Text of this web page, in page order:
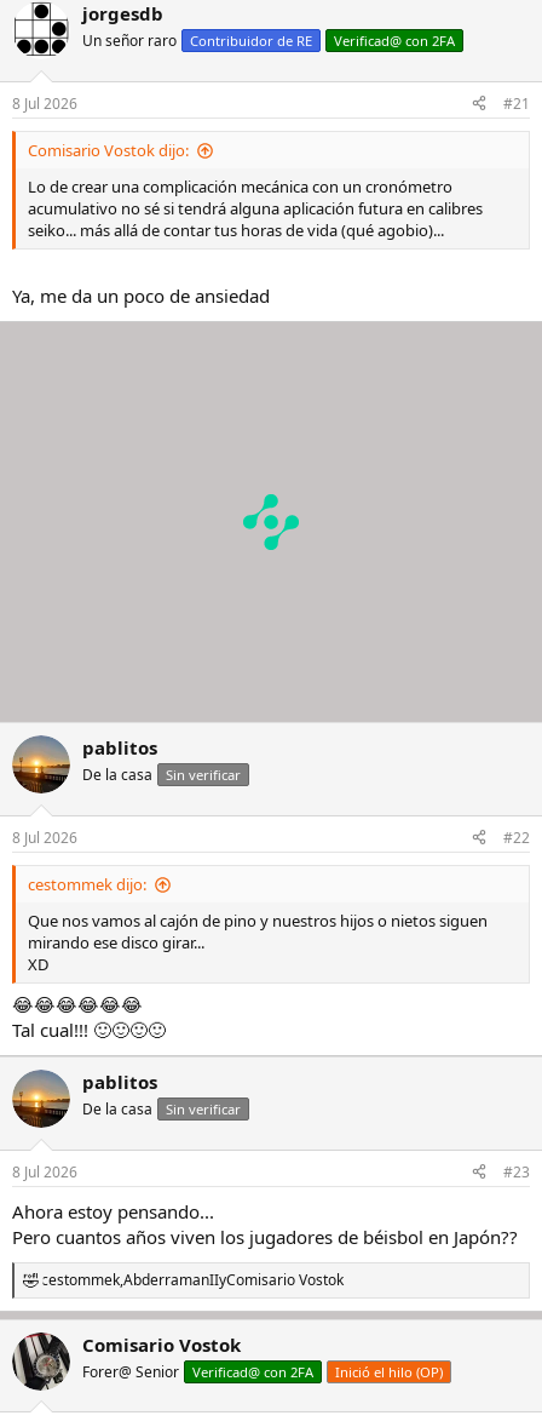
Aunque la pregunta fuera real, la respuesta que le han dado no
resuelve nada. Bonito gesto, filosóficamente lo que quieras, pero
como respuesta a la pregunta original tiene tanto sentido como un
c
c
o
n
e
jorgesdb
Un señor raro Contribuidor de RE Verificad@ con 2FA
8 Jul 2026 #21
Comisario Vostok dijo:
Lo de crear una complicación mecánica con un cronómetro
acumulativo no sé si tendrá alguna aplicación futura en calibres
seiko... más allá de contar tus horas de vida (qué agobio)...
Ya, me da un poco de ansiedad
pablitos
De la casa Sin verificar
8 Jul 2026 #22
cestommek dijo:
Que nos vamos al cajón de pino y nuestros hijos o nietos siguen
mirando ese disco girar...
XD
😂😂😂😂😂😂
Tal cual!!! 🙂🙂🙂🙂
pablitos
De la casa Sin verificar
8 Jul 2026 #23
Ahora estoy pensando...
Pero cuantos años viven los jugadores de béisbol en Japón??
R
e
c
c
i
cestommek,AbderramanIIyComisario Vostok
Comisario Vostok
Forer@ Senior Verificad@ con 2FA Inició el hilo (OP)